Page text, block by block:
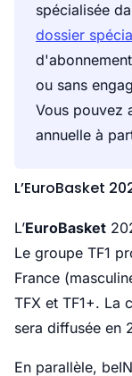
spécialisée
dossier
ou sans
Vous pouvez
annuelle à
L’EuroBasket
L’EuroBasket
Le groupe TF1
France
TFX et TF1+. La
sera diffusée en
En parallèle,